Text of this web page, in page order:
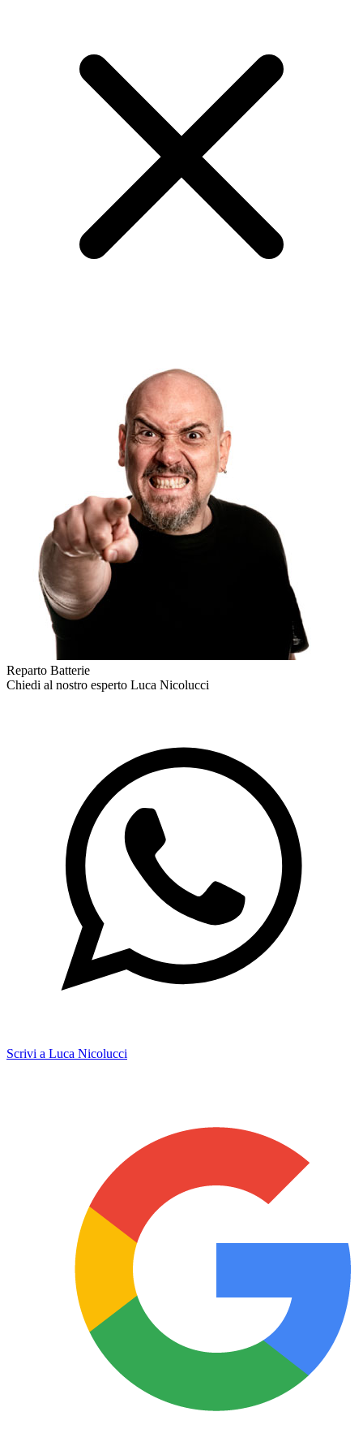
Reparto Batterie
Chiedi al nostro esperto Luca Nicolucci
Scrivi a Luca Nicolucci